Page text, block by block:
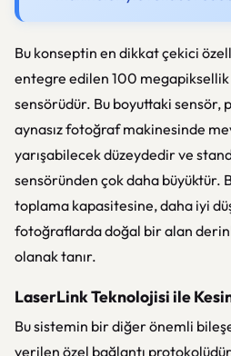
Bu konseptin en dikkat çekici
entegre edilen 100
sensörüdür. Bu boyuttaki sensör,
aynasız fotoğraf makinesinde
yarışabilecek düzeydedir ve
sensöründen çok daha büyüktür.
toplama kapasitesine, daha iyi
fotoğraflarda doğal bir alan
olanak tanır.
LaserLink Teknolojisi ile
Bu sistemin bir diğer önemli
verilen özel bağlantı